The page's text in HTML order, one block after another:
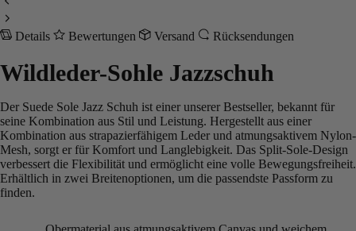
Details Bewertungen Versand Rücksendungen
Wildleder-Sohle Jazzschuh
Der Suede Sole Jazz Schuh ist einer unserer Bestseller, bekannt für
seine Kombination aus Stil und Leistung. Hergestellt aus einer
Kombination aus strapazierfähigem Leder und atmungsaktivem Nylon-
Mesh, sorgt er für Komfort und Langlebigkeit. Das Split-Sole-Design
verbessert die Flexibilität und ermöglicht eine volle Bewegungsfreiheit.
Erhältlich in zwei Breitenoptionen, um die passendste Passform zu
finden.